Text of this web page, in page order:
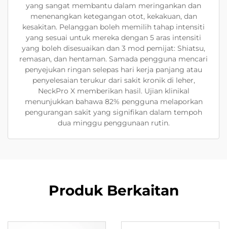
yang sangat membantu dalam meringankan dan
menenangkan ketegangan otot, kekakuan, dan
kesakitan. Pelanggan boleh memilih tahap intensiti
yang sesuai untuk mereka dengan 5 aras intensiti
yang boleh disesuaikan dan 3 mod pemijat: Shiatsu,
remasan, dan hentaman. Samada pengguna mencari
penyejukan ringan selepas hari kerja panjang atau
penyelesaian terukur dari sakit kronik di leher,
NeckPro X memberikan hasil. Ujian klinikal
menunjukkan bahawa 82% pengguna melaporkan
pengurangan sakit yang signifikan dalam tempoh
dua minggu penggunaan rutin.
Produk Berkaitan